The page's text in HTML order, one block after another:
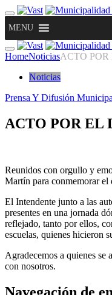
MENU
HomeNoticiasACTO
Noticias
Prensa Y Difusión
ACTO POR EL
Reunidos con orgullo y
Martín para conmemorar
El Intendente junto a las
presentes en una jornada
reflejado, tanto por ellos,
escuelas, quienes hicieron
Agradecemos a quienes se
con nosotros.
Navegación de